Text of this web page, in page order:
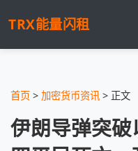
TRX能量闪租
首页 > 加密货币资讯 > 正文
伊朗导弹突